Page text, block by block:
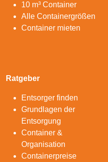
10 m³ Container
Alle Containergrößen
Container mieten
Ratgeber
Entsorger finden
Grundlagen der
Entsorgung
Container &
Organisation
Containerpreise